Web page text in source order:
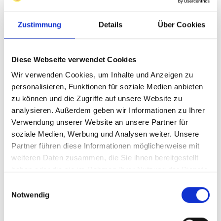
Zustimmung Details Über Cookies
Diese Webseite verwendet Cookies
Wir verwenden Cookies, um Inhalte und Anzeigen zu
personalisieren, Funktionen für soziale Medien anbieten
zu können und die Zugriffe auf unsere Website zu
analysieren. Außerdem geben wir Informationen zu Ihrer
Verwendung unserer Website an unsere Partner für
soziale Medien, Werbung und Analysen weiter. Unsere
Partner führen diese Informationen möglicherweise mit
weiteren Daten zusammen, die Sie ihnen bereitgestellt
Notwendig
Installation
temperature, min.
temperature
260 °C
*Note
per meter of heating
cable and the
maximum operating
temperatures
specific application.